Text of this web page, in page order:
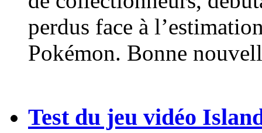
perdus face à
Pokémon. Bonne
Test du jeu vidéo